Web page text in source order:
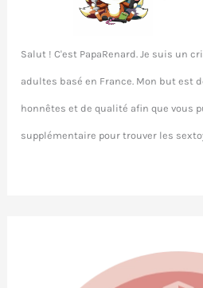
Salut ! C'est PapaRenard. Je suis un
adultes basé en France. Mon but est
honnêtes et de qualité afin que vous
supplémentaire pour trouver les